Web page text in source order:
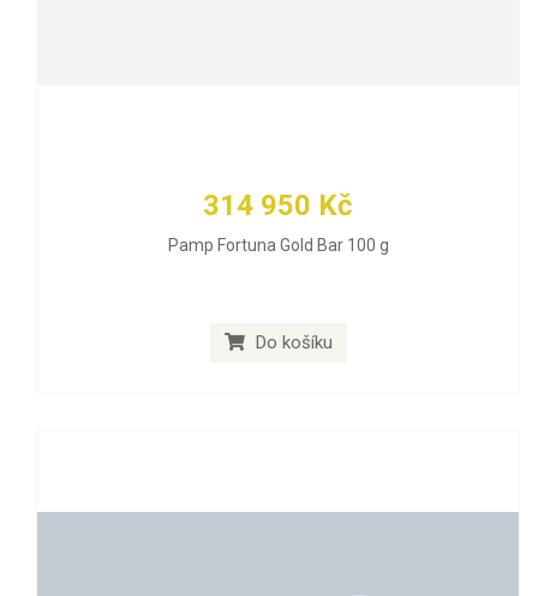
314 950 Kč
Pamp Fortuna Gold Bar 100 g
Do košíku